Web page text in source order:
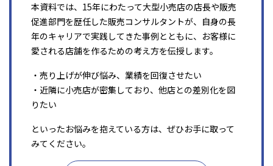
本資料では、15年にわたって大型小売店の店長や販売
促進部門を歴任した販売コンサルタントが、自身の長
年のキャリアで実践してきた事例とともに、お客様に
愛される店舗を作るための考え方を伝授します。
・売り上げが伸び悩み、業績を回復させたい
・近隣に小売店が密集しており、他店との差別化を図
りたい
といったお悩みを抱えている方は、ぜひお手に取って
みてください。